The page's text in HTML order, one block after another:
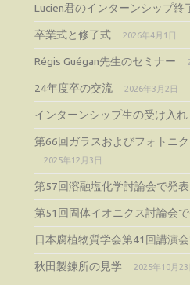
Lucien君のインターンシップ終
卒業式と修了式 2026年4月1日
Régis Guégan先生のセミナー
24年度卒の交流 2026年3月2日
インターンシップ生の受け入れ
第66回ガラスおよびフォトニ
2025年12月3日
第57回溶融塩化学討論会で発表
第51回固体イオニクス討論会
日本腐植物質学会第41回講演
秋田製錬所の見学 2025年10月23